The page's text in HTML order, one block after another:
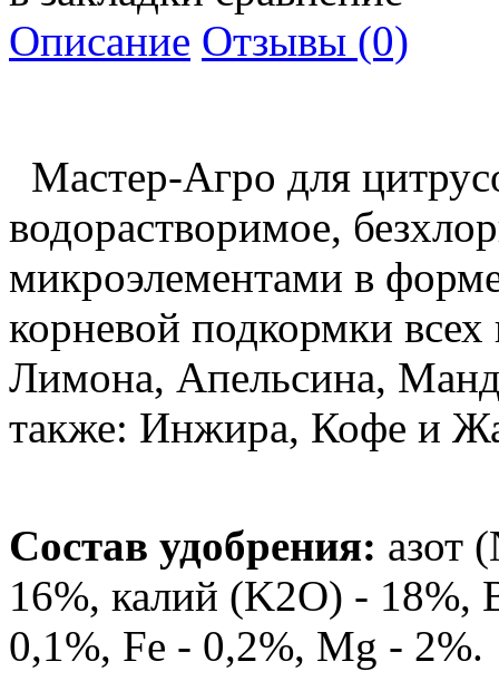
Описание Отзывы (0)
Мастер-Агро для
водорастворимое,
микроэлементами в
корневой подкормки
Лимона, Апельсина,
также: Инжира, Кофе и
Состав удобрения: азот
16%, калий (K2O) - 18%,
0,1%, Fe - 0,2%, Mg - 2%.